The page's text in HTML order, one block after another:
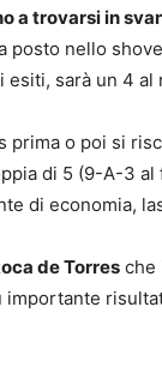
a trovarsi in
posto nello
sarà un 4
prima o poi si
di 5 (9-A-3
di economia,
de Torres che
importante